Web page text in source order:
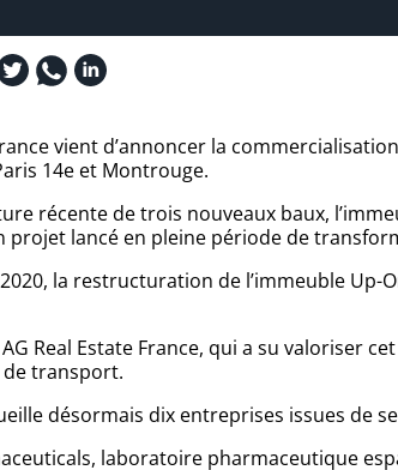
vient d’annoncer la
14e et Montrouge.
récente de trois nouveaux baux,
projet lancé en pleine période de
la restructuration de l’immeuble
Real Estate France, qui a su valoriser
de transport.
désormais dix entreprises issues de
laboratoire pharmaceutique